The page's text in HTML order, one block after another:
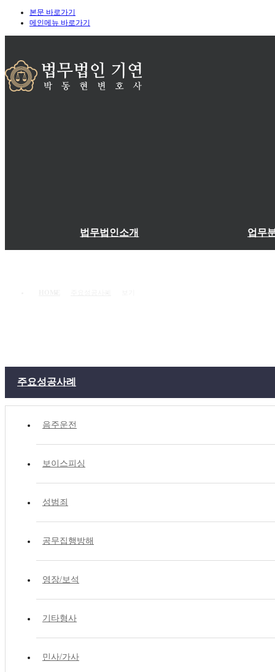
본문 바로가기
메인메뉴 바로가기
법무법인소개 업무
주요성공사례
음주운전
보이스피싱
성범죄
공무집행방해
영장/보석
기타형사
민사/가사